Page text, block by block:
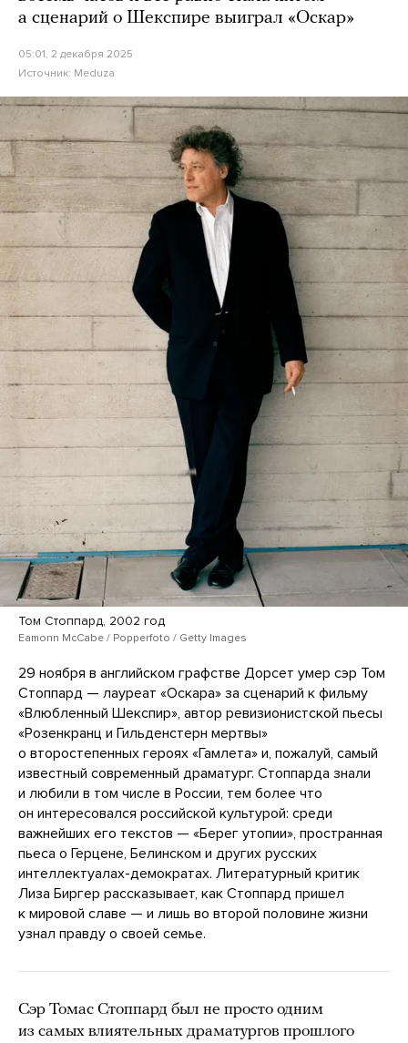
а сценарий о Шекспире выиграл «Оскар»
05:01, 2 декабря 2025
Источник: Meduza
Том Стоппард, 2002 год
Eamonn McCabe / Popperfoto / Getty Images
29 ноября в английском графстве Дорсет умер сэр Том
Стоппард — лауреат «Оскара» за сценарий к фильму
«Влюбленный Шекспир», автор ревизионистской пьесы
«Розенкранц и Гильденстерн мертвы»
о второстепенных героях «Гамлета» и, пожалуй, самый
известный современный драматург. Стоппарда знали
и любили в том числе в России, тем более что
он интересовался российской культурой: среди
важнейших его текстов — «Берег утопии», пространная
пьеса о Герцене, Белинском и других русских
интеллектуалах-демократах. Литературный критик
Лиза Биргер рассказывает, как Стоппард пришел
к мировой славе — и лишь во второй половине жизни
узнал правду о своей семье.
Сэр Томас Стоппард был не просто одним
из самых влиятельных драматургов прошлого